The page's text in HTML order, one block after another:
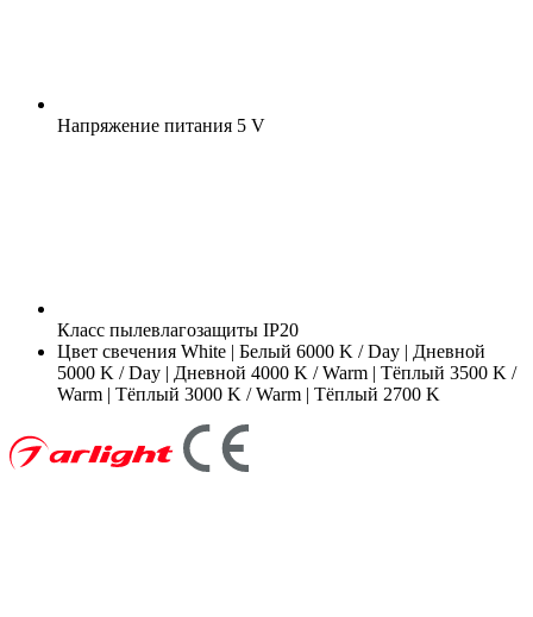
Напряжение питания 5 V
Класс пылевлагозащиты IP20
Цвет свечения White | Белый 6000 K / Day | Дневной
5000 K / Day | Дневной 4000 K / Warm | Тёплый 3500 K /
Warm | Тёплый 3000 K / Warm | Тёплый 2700 K